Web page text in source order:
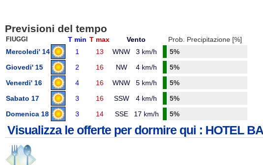
Previsioni del tempo
FIUGGI T min T max Vento
Prob. Precipitazione [%]
Mercoledi' 14
1 13 WNW 3 km/h
5%
Giovedi' 15
2 16 NW 4 km/h
5%
Venerdi' 16
4 16 WNW 5 km/h
5%
Sabato 17
3 16 SSW 4 km/h
5%
Domenica 18
3 14 SSE 17 km/h 5%
Visualizza le offerte per dormire qui : HOTEL